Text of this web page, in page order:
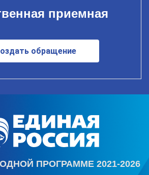
приемная
обращение
ПРОГРАММЕ 2021-2026